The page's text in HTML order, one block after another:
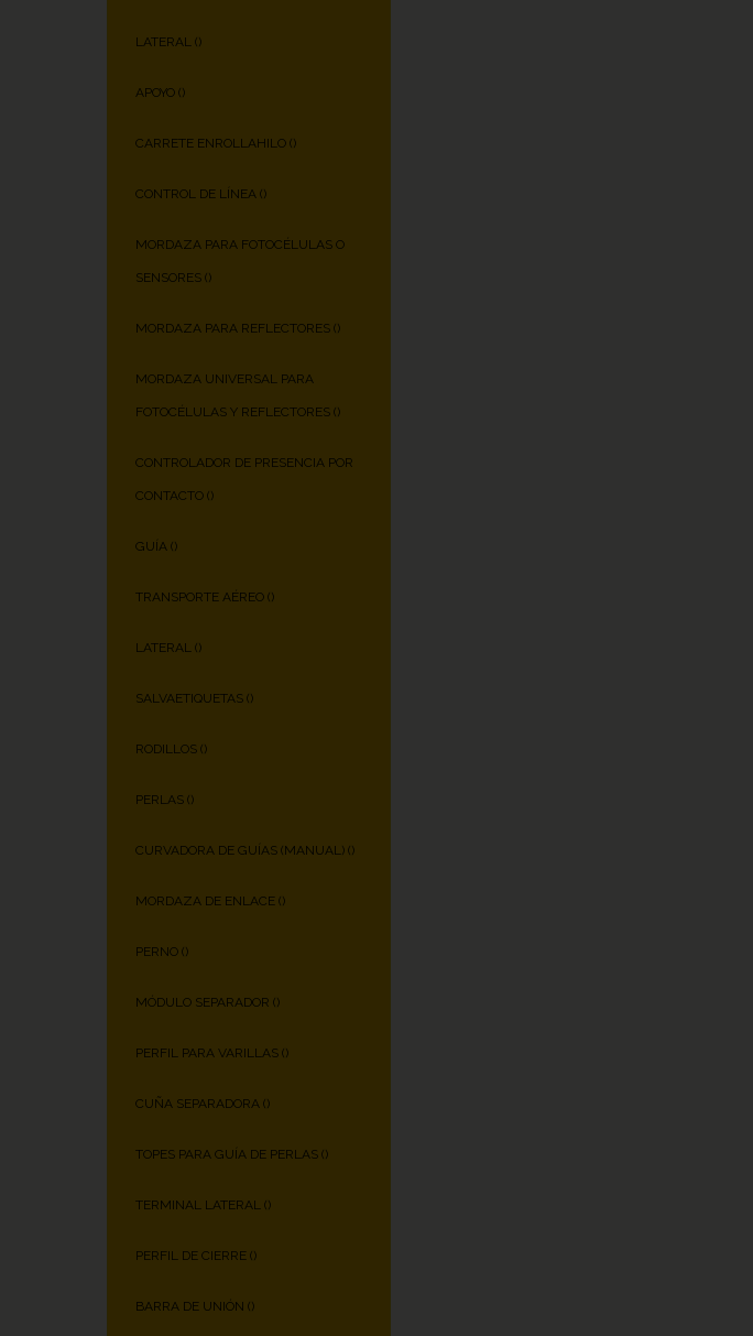
LATERAL ()
APOYO ()
CARRETE ENROLLAHILO ()
CONTROL DE LÍNEA ()
MORDAZA PARA FOTOCÉLULAS O
SENSORES ()
MORDAZA PARA REFLECTORES ()
MORDAZA UNIVERSAL PARA
FOTOCÉLULAS Y REFLECTORES ()
CONTROLADOR DE PRESENCIA POR
CONTACTO ()
GUÍA ()
TRANSPORTE AÉREO ()
LATERAL ()
SALVAETIQUETAS ()
RODILLOS ()
PERLAS ()
CURVADORA DE GUÍAS (MANUAL) ()
MORDAZA DE ENLACE ()
PERNO ()
MÓDULO SEPARADOR ()
PERFIL PARA VARILLAS ()
CUÑA SEPARADORA ()
TOPES PARA GUÍA DE PERLAS ()
TERMINAL LATERAL ()
PERFIL DE CIERRE ()
BARRA DE UNIÓN ()